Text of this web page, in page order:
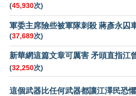
(45,930次)
軍委主席險些被軍隊刺殺 蔣彥永囚
(37,689次)
新華網這篇文章可厲害 矛頭直指江
(32,250次)
這個武器比任何武器都讓江澤民恐懼